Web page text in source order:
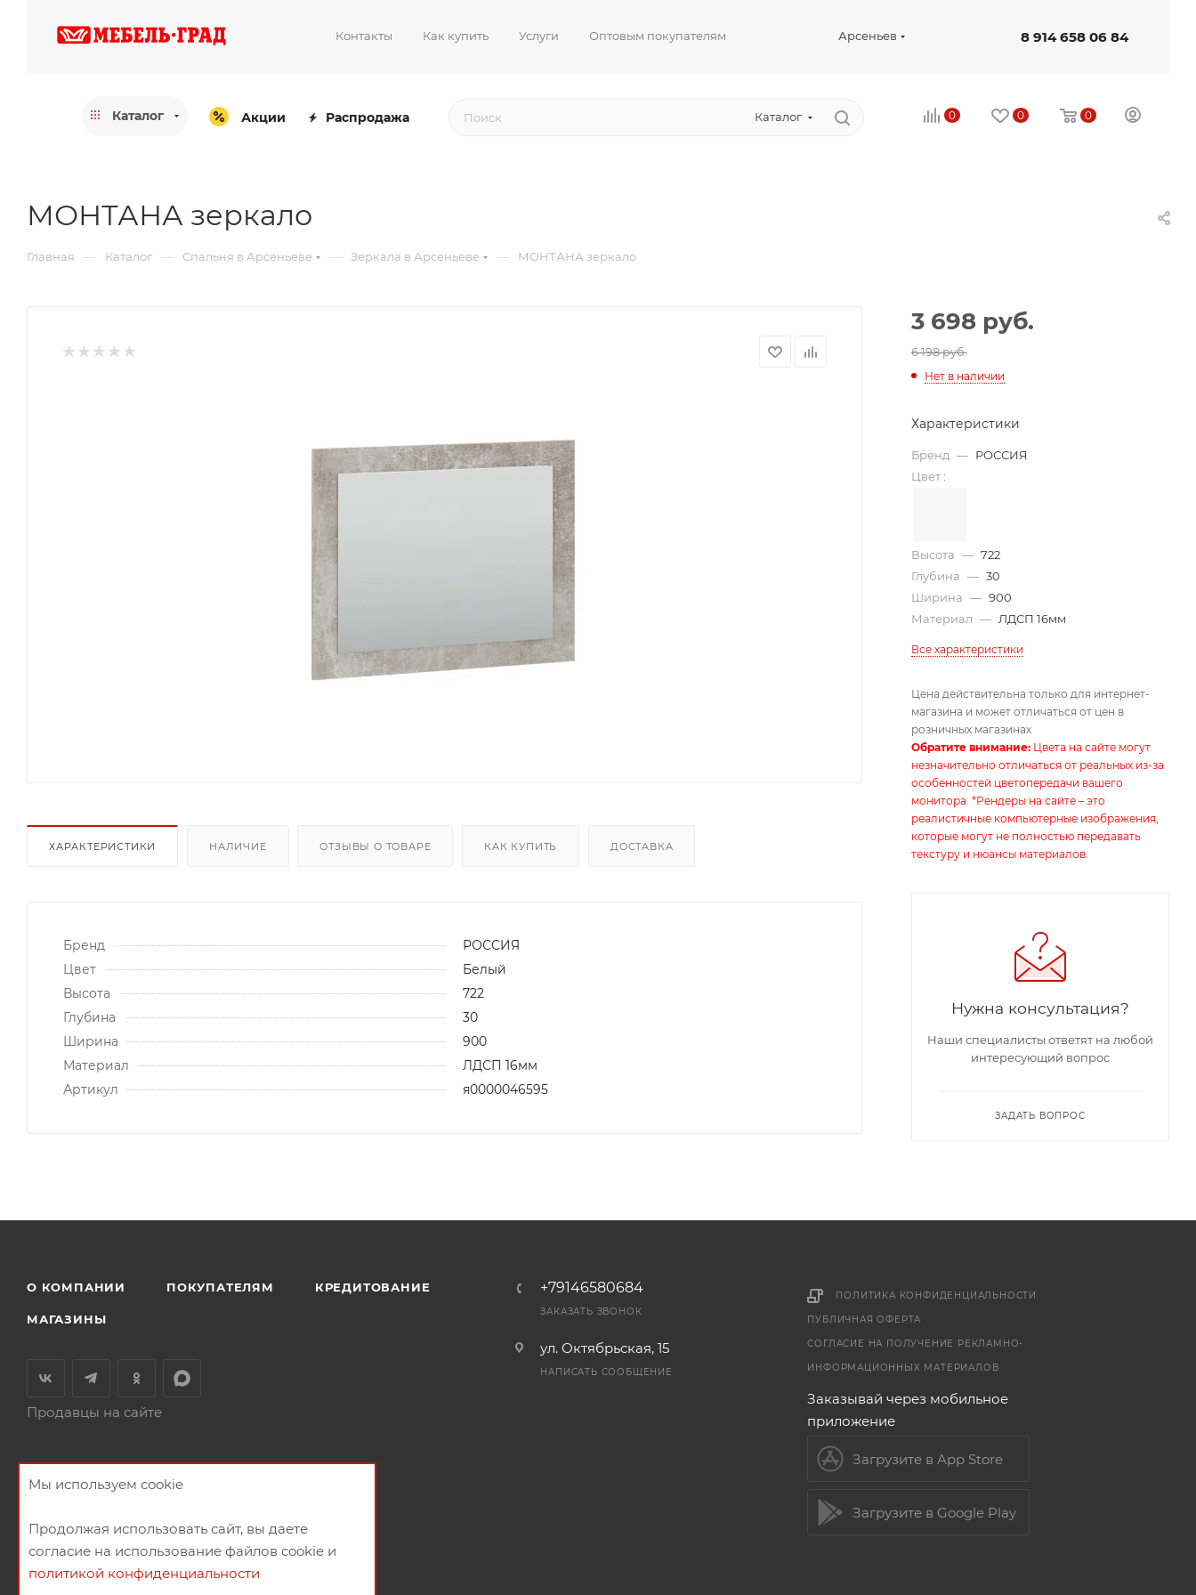
Контакты Как купить Услуги Оптовым покупателям Арсеньев 8 914 658 06 84
Каталог Акции Распродажа Каталог 0 0 0
МОНТАНА зеркало
Главная — Каталог — Спальня в Арсеньеве — Зеркала в Арсеньеве — МОНТАНА зеркало
ХАРАКТЕРИСТИКИ НАЛИЧИЕ ОТЗЫВЫ О ТОВАРЕ КАК КУПИТЬ ДОСТАВКА
Бренд
РОССИЯ
Цвет
Белый
Высота
722
Глубина
30
Ширина
900
Материал
ЛДСП 16мм
Артикул
я0000046595
3 698 руб.
6 198 руб.
Нет в наличии
Характеристики
Бренд — РОССИЯ
Цвет :
Высота — 722
Глубина — 30
Ширина — 900
Материал — ЛДСП 16мм
Все характеристики
Цена действительна только для интернет-
магазина и может отличаться от цен в
розничных магазинах
Обратите внимание: Цвета на сайте могут
незначительно отличаться от реальных из-за
особенностей цветопередачи вашего
монитора. *Рендеры на сайте – это
реалистичные компьютерные изображения,
которые могут не полностью передавать
текстуру и нюансы материалов.
Нужна консультация?
Наши специалисты ответят на любой
интересующий вопрос
ЗАДАТЬ ВОПРОС
О КОМПАНИИ ПОКУПАТЕЛЯМ КРЕДИТОВАНИЕ
МАГАЗИНЫ
Продавцы на сайте
+79146580684
ЗАКАЗАТЬ ЗВОНОК
ул. Октябрьская, 15
НАПИСАТЬ СООБЩЕНИЕ
ПОЛИТИКА КОНФИДЕНЦИАЛЬНОСТИ
ПУБЛИЧНАЯ ОФЕРТА
СОГЛАСИЕ НА ПОЛУЧЕНИЕ РЕКЛАМНО-
ИНФОРМАЦИОННЫХ МАТЕРИАЛОВ
Заказывай через мобильное
приложение
Загрузите в App Store
Загрузите в Google Play
Мы используем cookie
Продолжая использовать сайт, вы даете
согласие на использование файлов cookie и
политикой конфиденциальности